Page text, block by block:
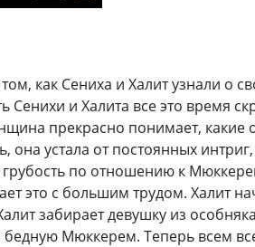
как Сениха и Халит узнали о
и Халита все это время
прекрасно понимает,
устала от постоянных
по отношению к
это с большим трудом. Халит
забирает девушку из
Мюккерем. Теперь всем